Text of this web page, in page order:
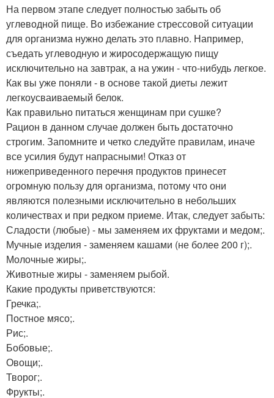
На первом этапе следует полностью забыть об
углеводной пище. Во избежание стрессовой ситуации
для организма нужно делать это плавно. Например,
съедать углеводную и жиросодержащую пищу
исключительно на завтрак, а на ужин - что-нибудь легкое.
Как вы уже поняли - в основе такой диеты лежит
легкоусваиваемый белок.
Как правильно питаться женщинам при сушке?
Рацион в данном случае должен быть достаточно
строгим. Запомните и четко следуйте правилам, иначе
все усилия будут напрасными! Отказ от
нижеприведенного перечня продуктов принесет
огромную пользу для организма, потому что они
являются полезными исключительно в небольших
количествах и при редком приеме. Итак, следует забыть:
Сладости (любые) - мы заменяем их фруктами и медом;.
Мучные изделия - заменяем кашами (не более 200 г);.
Молочные жиры;.
Животные жиры - заменяем рыбой.
Какие продукты приветствуются:
Гречка;.
Постное мясо;.
Рис;.
Бобовые;.
Овощи;.
Творог;.
Фрукты;.